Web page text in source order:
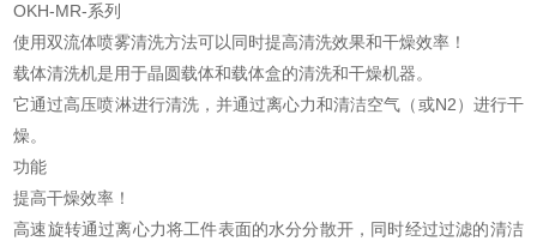
OKH-MR-系列
使用双流体喷雾清洗方法可以同时提高清洗效果和干燥效率！
载体清洗机是用于晶圆载体和载体盒的清洗和干燥机器。
它通过高压喷淋进行清洗，并通过离心力和清洁空气（或N2）进行干
燥。
功能
提高干燥效率！
高速旋转通过离心力将工件表面的水分分散开，同时经过过滤的清洁